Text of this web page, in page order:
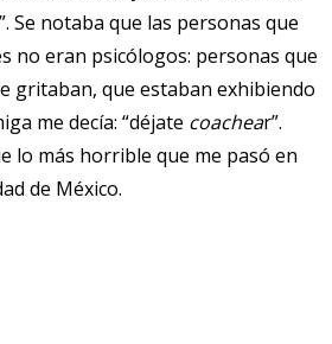
Se notaba que las personas que
no eran psicólogos: personas que
gritaban, que estaban exhibiendo
me decía: “déjate coachear”.
lo más horrible que me pasó en
de México.